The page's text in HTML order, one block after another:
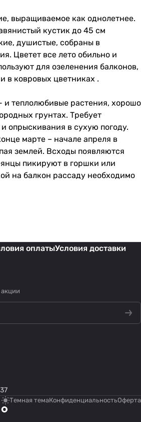
выращиваемое как однолетнее.
кустик до 45 см
душистые, собраны в
Цветет все лето обильно и
для озеленения балконов,
в ковровых цветниках .
теплолюбивые растения, хорошо
грунтах. Требует
опрыскивания в сухую погоду.
марте – начале апреля в
землей. Всходы появляются
пикируют в горшки или
на балкон рассаду необходимо
оплатыУсловия доставки
акции
Темная темаКонфиденциальностьОферта